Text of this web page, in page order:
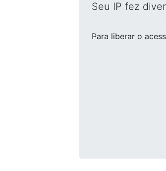
Seu IP fez
Para liberar o